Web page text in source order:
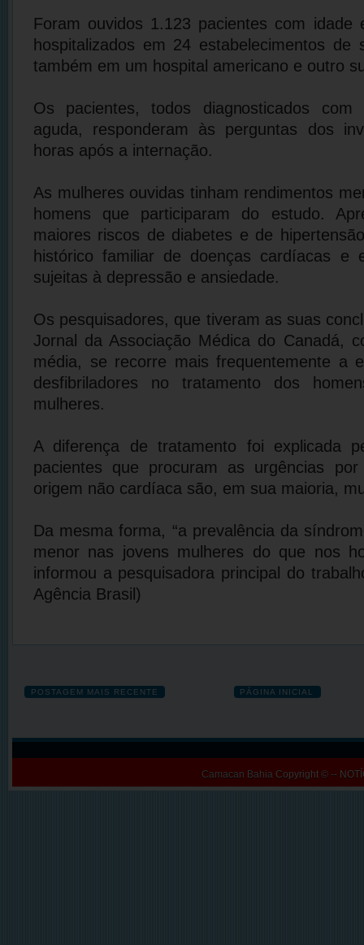
Foram ouvidos 1.123 pacientes com
hospitalizados em 24 estabelecimentos
também em um hospital americano e outro
Os pacientes, todos diagnosticados com
aguda, responderam às perguntas dos
horas após a internação.
As mulheres ouvidas tinham rendimentos
homens que participaram do estudo.
maiores riscos de diabetes e de
histórico familiar de doenças cardíacas e
sujeitas à depressão e ansiedade.
Os pesquisadores, que tiveram as suas
Jornal da Associação Médica do Canadá,
média, se recorre mais frequentemente a
desfibriladores no tratamento dos
mulheres.
A diferença de tratamento foi explicada
pacientes que procuram as urgências
origem não cardíaca são, em sua maioria,
Da mesma forma, “a prevalência da
menor nas jovens mulheres do que nos
informou a pesquisadora principal do
Agência Brasil)
POSTAGEM MAIS RECENTE PÁGINA INICIAL
Camacan Bahia Copyright © --